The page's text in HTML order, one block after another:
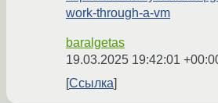
work-through-a-vm
baralgetas
19.03.2025 19:42:01
Ссылка